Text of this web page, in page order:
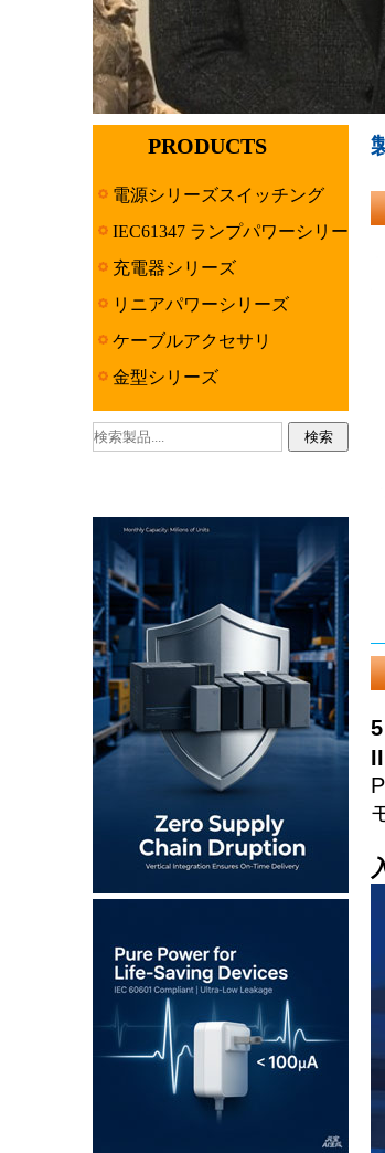
PRODUCTS
電源シリーズスイッチング
IEC61347 ランプパワーシリー
ズ充電器シリーズ
リニアパワーシリーズ
ケーブルアクセサリ
金型シリーズ